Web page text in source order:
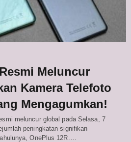
Meluncur
Kamera Telefoto
Mengagumkan!
meluncur global pada Selasa, 7
peningkatan signifikan
OnePlus 12R.…